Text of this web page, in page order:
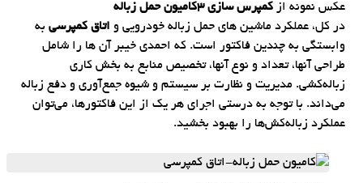
عکس نمونه ازکمپرس سازی 3کامیون حمل زباله
در کل، عملکرد ماشین های حمل زباله خودرویی و اتاق کمپرسی به
وابستگی به چندین فاکتور است. که احمدی خیبر آن ها را شامل
طراحی آنها، تعداد و نوع آنها، تخصیص منابع به بخش کاری
زباله‌کشی. مدیریت و نظارت بر سیستم و شیوه جمع‌آوری و دفع زباله
می‌داند. با توجه به درستی اجرای هر یک از این فاکتورها، می‌توان
عملکرد زباله‌کش‌ها را بهبود بخشید.